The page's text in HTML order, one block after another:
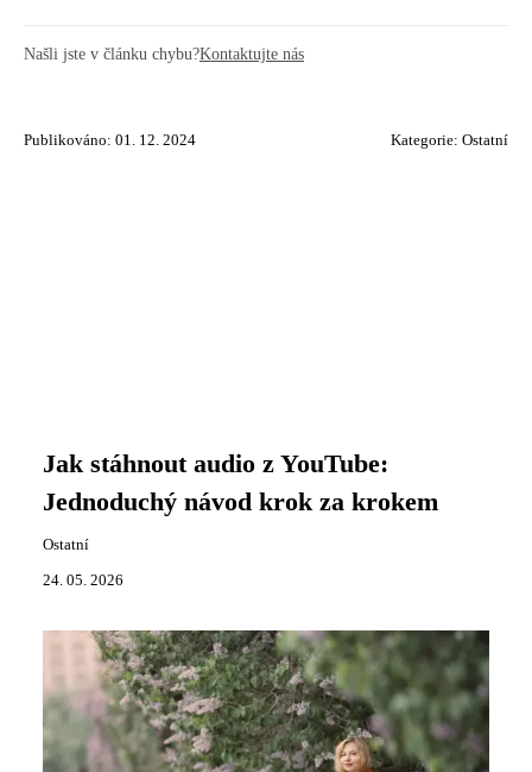
Našli jste v článku chybu?Kontaktujte nás
Publikováno: 01. 12. 2024 Kategorie: Ostatní
Jak stáhnout audio z YouTube:
Jednoduchý návod krok za krokem
Ostatní
24. 05. 2026